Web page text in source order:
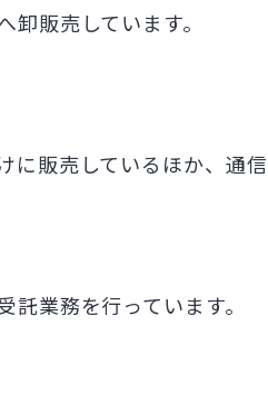
販売しています。
販売しているほか、通信
業務を行っています。